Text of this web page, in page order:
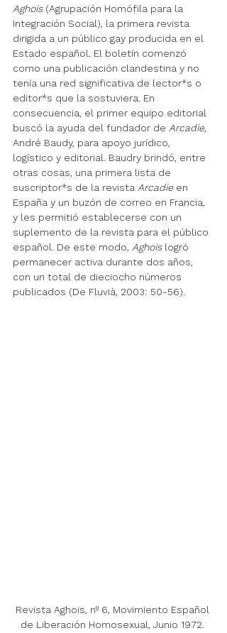
Aghois (Agrupación Homófila para la
Integración Social), la primera revista
dirigida a un público gay producida en el
Estado español. El boletín comenzó
como una publicación clandestina y no
tenía una red significativa de lector*s o
editor*s que la sostuviera. En
consecuencia, el primer equipo editorial
buscó la ayuda del fundador de Arcadie,
André Baudy, para apoyo jurídico,
logístico y editorial. Baudry brindó, entre
otras cosas, una primera lista de
suscriptor*s de la revista Arcadie en
España y un buzón de correo en Francia,
y les permitió establecerse con un
suplemento de la revista para el público
español. De este modo, Aghois logró
permanecer activa durante dos años,
con un total de dieciocho números
publicados (De Fluvià, 2003: 50-56).
Revista Aghois, nº 6, Movimiento Español
de Liberación Homosexual, Junio 1972.